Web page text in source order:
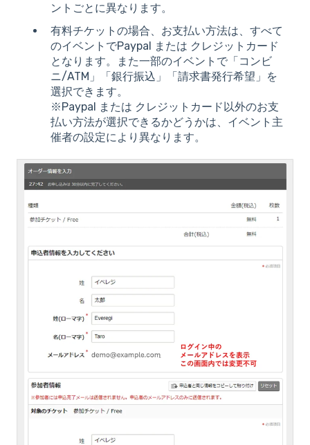
ントごとに異なります。
有料チケットの場合、お支払い方法は、すべて
のイベントでPaypal または クレジットカード
となります。また一部のイベントで「コンビ
ニ/ATM」「銀行振込」「請求書発行希望」を
選択できます。
※Paypal または クレジットカード以外のお支
払い方法が選択できるかどうかは、イベント主
催者の設定により異なります。